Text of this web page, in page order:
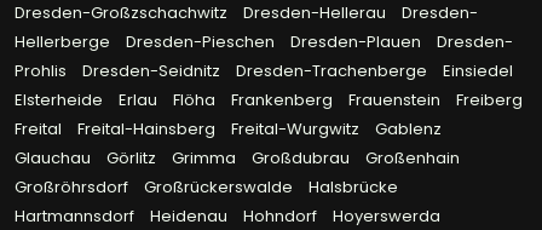
Dresden-Großzschachwitz
Dresden-Hellerau
Dresden-
Hellerberge
Dresden-Pieschen Dresden-Plauen
Dresden-
Prohlis
Dresden-Seidnitz Dresden-Trachenberge
Einsiedel
Elsterheide
Erlau Flöha Frankenberg Frauenstein
Freiberg
Freital
Freital-Hainsberg Freital-Wurgwitz
Gablenz
Glauchau
Görlitz Grimma Großdubrau
Großenhain
Großröhrsdorf
Großrückerswalde
Halsbrücke
Hartmannsdorf
Heidenau Hohndorf
Hoyerswerda